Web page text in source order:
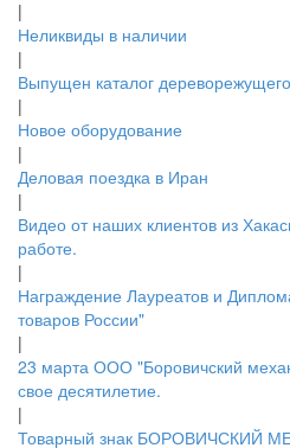
|
Неликвиды в наличии
|
Выпущен каталог
|
Новое оборудование
|
Деловая поездка в Иран
|
Видео от наших клиентов из
работе.
|
Награждение Лауреатов и
товаров России"
|
23 марта ООО "Боровичский
свое десятилетие.
|
Товарный знак БОРОВИЧСКИЙ